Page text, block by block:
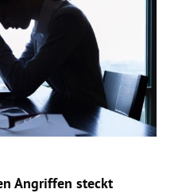
Angriffen steckt